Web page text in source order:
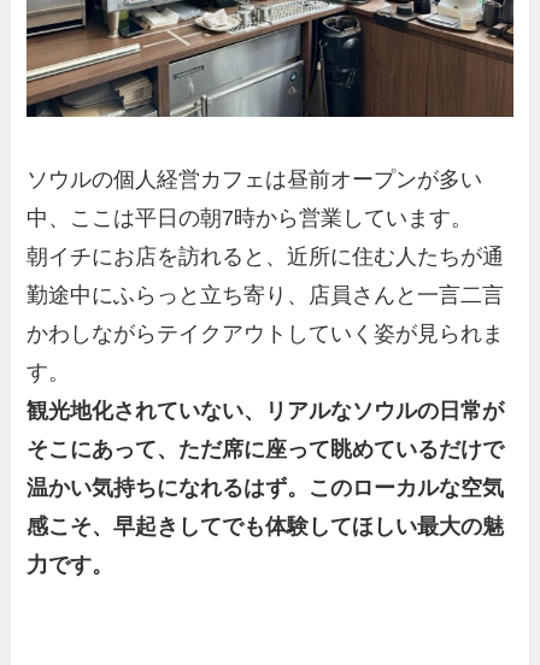
ソウルの個人経営カフェは昼前オープンが多い
中、ここは平日の朝7時から営業しています。
朝イチにお店を訪れると、近所に住む人たちが通
勤途中にふらっと立ち寄り、店員さんと一言二言
かわしながらテイクアウトしていく姿が見られま
す。
観光地化されていない、リアルなソウルの日常が
そこにあって、ただ席に座って眺めているだけで
温かい気持ちになれるはず。このローカルな空気
感こそ、早起きしてでも体験してほしい最大の魅
力です。